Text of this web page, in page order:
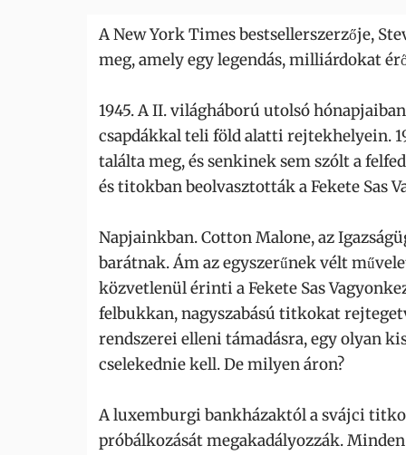
A New York Times bestsellerszerzője,
meg, amely egy legendás, milliárdokat
1945. A II. világháború utolsó
csapdákkal teli föld alatti rejtekhelyein.
találta meg, és senkinek sem szólt a
és titokban beolvasztották a Fekete Sas
Napjainkban. Cotton Malone, az
barátnak. Ám az egyszerűnek vélt
közvetlenül érinti a Fekete Sas
felbukkan, nagyszabású titkokat
rendszerei elleni támadásra, egy olyan
cselekednie kell. De milyen áron?
A luxemburgi bankházaktól a svájci
próbálkozását megakadályozzák.